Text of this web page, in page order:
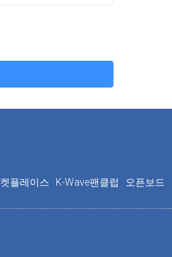
플레이스 K-Wave팬클럽 오픈보드